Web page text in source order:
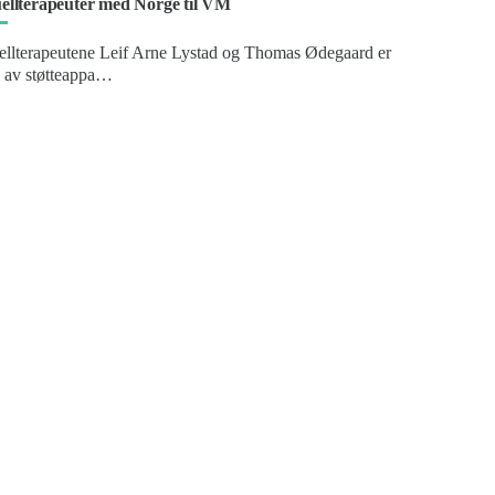
med Norge til VM
Leif Arne Lystad og Thomas Ødegaard er
av støtteappa…